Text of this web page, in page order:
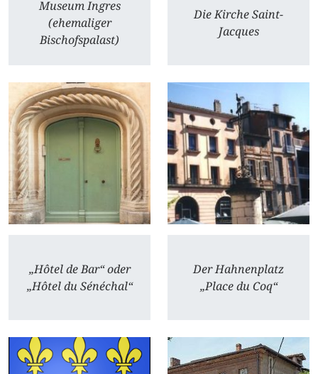
Museum Ingres
(ehemaliger
Bischofspalast)
Die Kirche Saint-
Jacques
„Hôtel de Bar“ oder
„Hôtel du Sénéchal“
Der Hahnenplatz
„Place du Coq“